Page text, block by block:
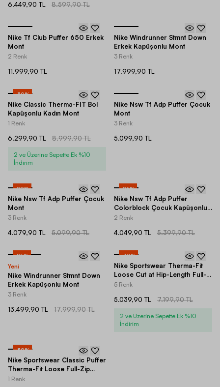
6.449,90 TL 8.599,90 TL
Nike Tf Club Puffer 650 Erkek
Mont
2 Renk
11.999,90 TL
Nike Windrunner Stmnt Down
Erkek Kapüşonlu Mont
3 Renk
17.999,90 TL
-30%
Nike Classic Therma-FIT Bol
Kapüşonlu Kadın Mont
1 Renk
6.299,90 TL 8.999,90 TL
2 ve Üzerine Sepette Ek %10
İndirim
Nike Nsw Tf Adp Puffer Çocuk
Mont
3 Renk
5.099,90 TL
-20%
Nike Nsw Tf Adp Puffer Çocuk
Mont
3 Renk
4.079,90 TL 5.099,90 TL
-25%
Nike Nsw Tf Adp Puffer
Colorblock Çocuk Kapüşonlu
Mont
2 Renk
4.049,90 TL 5.399,90 TL
-25%
Yeni
Nike Windrunner Stmnt Down
Erkek Kapüşonlu Mont
3 Renk
13.499,90 TL 17.999,90 TL
-30%
Nike Sportswear Therma-Fit
Loose Cut at Hip-Length Full-
Zip Hoodie Kadın Mont
5 Renk
5.039,90 TL 7.199,90 TL
2 ve Üzerine Sepette Ek %10
İndirim
-30%
Nike Sportswear Classic Puffer
Therma-Fit Loose Full-Zip
Hoodie (Plus Size) Kadın Mont
1 Renk